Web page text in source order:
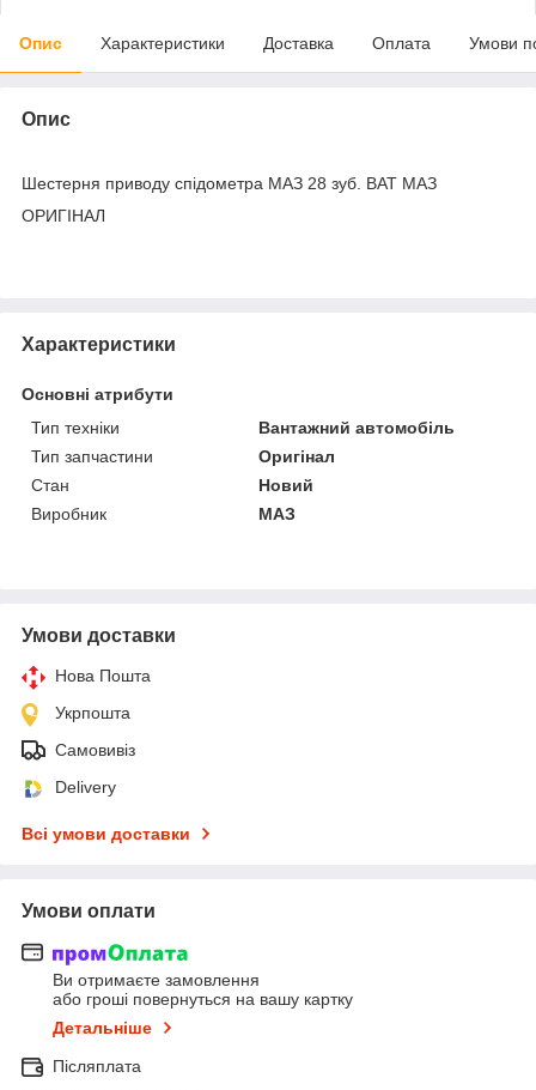
Опис Характеристики Доставка Оплата Умови
Опис
Шестерня приводу спідометра МАЗ 28 зуб. ВАТ МАЗ
ОРИГІНАЛ
Характеристики
Основні атрибути
Тип техніки
Вантажний автомобіль
Тип запчастини
Оригінал
Стан
Новий
Виробник
МАЗ
Умови доставки
Нова Пошта
Укрпошта
Самовивіз
Delivery
Всі умови доставки
Умови оплати
Ви отримаєте замовлення
або гроші повернуться на вашу картку
Детальніше
Післяплата